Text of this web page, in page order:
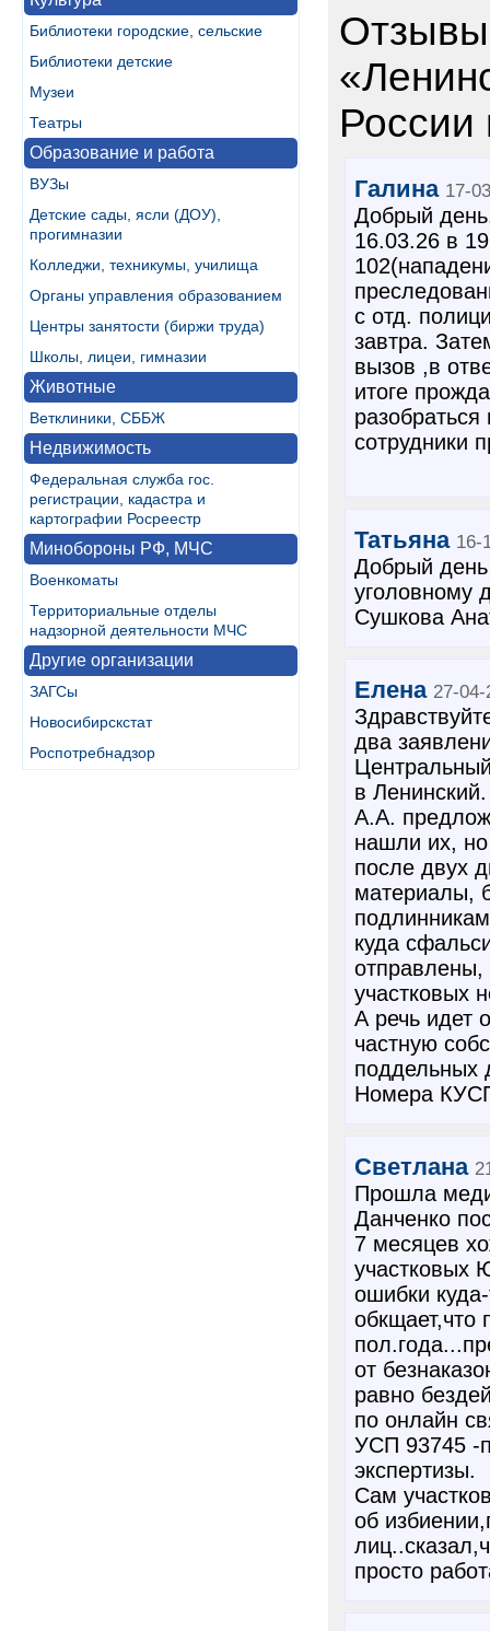
Библиотеки городские, сельские
Библиотеки детские
Музеи
Театры
Образование и работа
ВУЗы
Детские сады, ясли (ДОУ),
прогимназии
Колледжи, техникумы, училища
Органы управления образованием
Центры занятости (биржи труда)
Школы, лицеи, гимназии
Животные
Ветклиники, СББЖ
Недвижимость
Федеральная служба гос.
регистрации, кадастра и
картографии Росреестр
Минобороны РФ, МЧС
Военкоматы
Территориальные отделы
надзорной деятельности МЧС
Другие организации
ЗАГСы
Новосибирскстат
Роспотребнадзор
России
Галина 17-
Добрый
16.03.26 в
с отд.
завтра.
вызов ,в
итоге
сотрудники
Татьяна 16-
Добрый день
уголовному
Сушкова
Елена 27-04-
два
в
А.А.
нашли их,
после двух
материалы,
куда
отправлены,
участковых
А речь идет
частную
поддельных
Номера
Светлана
Прошла
Данченко
7 месяцев
участковых
ошибки
обкщает,что
от
равно
по онлайн
УСП 93745 -
экспертизы.
Сам
об
просто